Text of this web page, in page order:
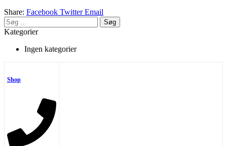
Share: Facebook Twitter Email
Søg
efter:
Kategorier
Ingen kategorier
Shop